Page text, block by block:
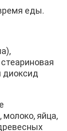
еды.
диоксид
молоко, яйца,